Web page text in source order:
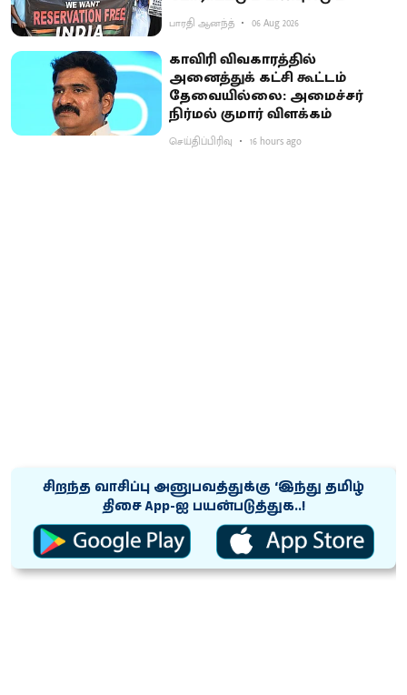
பாரதி ஆனந்த் 06 Aug 2026
காவிரி விவகாரத்தில்
அனைத்துக் கட்சி கூட்டம்
தேவையில்லை: அமைச்சர்
நிர்மல் குமார் விளக்கம்
செய்திப்பிரிவு 16 hours ago
சிறந்த வாசிப்பு அனுபவத்துக்கு ‘இந்து தமிழ்
திசை App-ஐ பயன்படுத்துக..!